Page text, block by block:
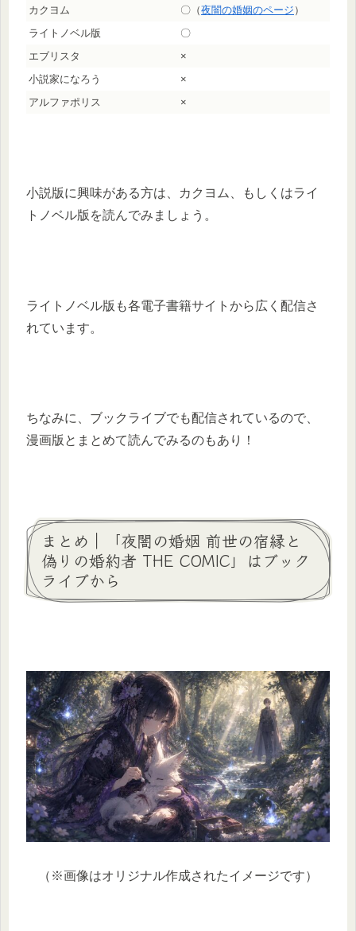
カクヨム 〇（夜闇の婚姻のページ ）
ライトノベル版
〇
エブリスタ
×
小説家になろう
×
アルファポリス
×
小説版に興味がある方は、カクヨム、もしくはライ
トノベル版を読んでみましょう。
ライトノベル版も各電子書籍サイトから広く配信さ
れています。
ちなみに、ブックライブでも配信されているので、
漫画版とまとめて読んでみるのもあり！
まとめ｜「夜闇の婚姻 前世の宿縁と
偽りの婚約者 THE COMIC」はブック
ライブから
（※画像はオリジナル作成されたイメージです）